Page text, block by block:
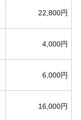
22,800円
4,000円
6,000円
16,000円